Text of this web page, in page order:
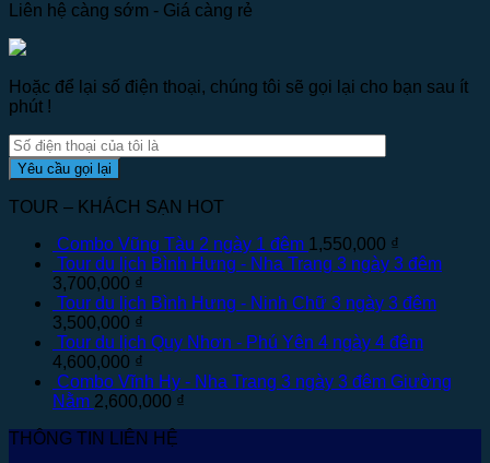
Liên hệ càng sớm - Giá càng rẻ
Hoặc để lại số điện thoại, chúng tôi sẽ gọi lại cho bạn sau ít
phút !
TOUR – KHÁCH SẠN HOT
Combo Vũng Tàu 2 ngày 1 đêm 1,550,000 ₫
Tour du lịch Bình Hưng - Nha Trang 3 ngày 3 đêm
3,700,000 ₫
Tour du lịch Bình Hưng - Ninh Chữ 3 ngày 3 đêm
3,500,000 ₫
Tour du lịch Quy Nhơn - Phú Yên 4 ngày 4 đêm
4,600,000 ₫
Combo Vĩnh Hy - Nha Trang 3 ngày 3 đêm Giường
Nằm 2,600,000 ₫
THÔNG TIN LIÊN HỆ